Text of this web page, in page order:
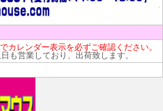
カレンダー表示を必ずご確認ください。
も営業しており、出荷致します。